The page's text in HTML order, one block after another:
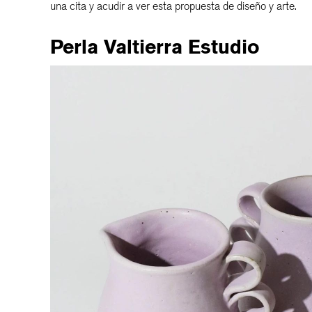
una cita y acudir a ver esta propuesta de diseño y arte.
Perla Valtierra Estudio